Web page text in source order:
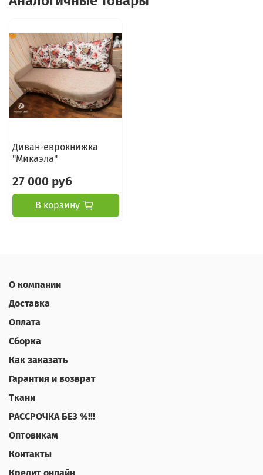
Диван-еврокнижка
"Микаэла"
27 000 руб
В корзину
О компании
Доставка
Оплата
Сборка
Как заказать
Гарантия и возврат
Ткани
РАССРОЧКА БЕЗ %!!!
Оптовикам
Контакты
Кредит онлайн